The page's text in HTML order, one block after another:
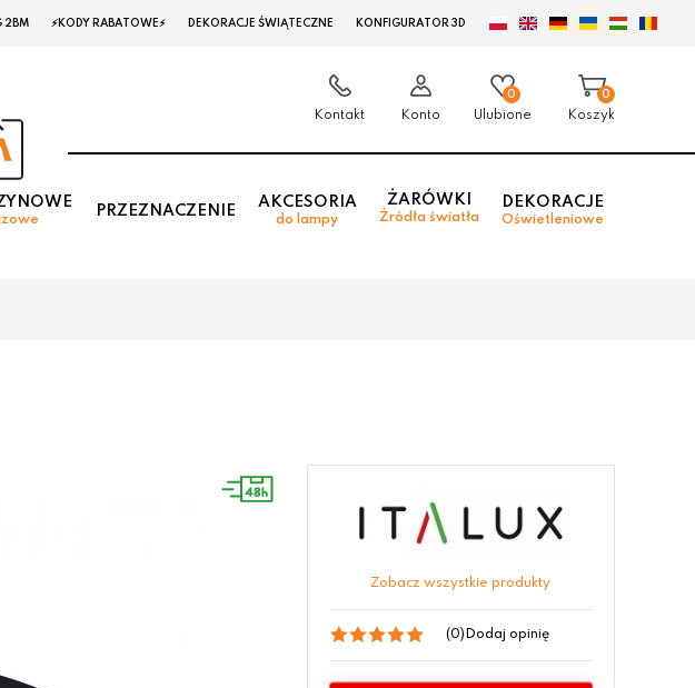
2BM ⚡KODY RABATOWE⚡ DEKORACJE ŚWIĄTECZNE KONFIGURATOR 3D
Kontakt Konto
0
Ulubione
0
Koszyk
PRZEZNACZENIE
AKCESORIA
do lampy
ŻARÓWKI
Źródła światła
DEKORACJE
Oświetleniowe
Zobacz wszystkie produkty
(0) Dodaj opinię